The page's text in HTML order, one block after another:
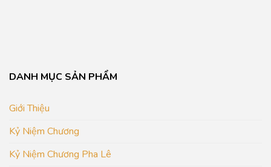
DANH MỤC SẢN PHẨM
Giới Thiệu
Kỷ Niệm Chương
Kỷ Niệm Chương Pha Lê